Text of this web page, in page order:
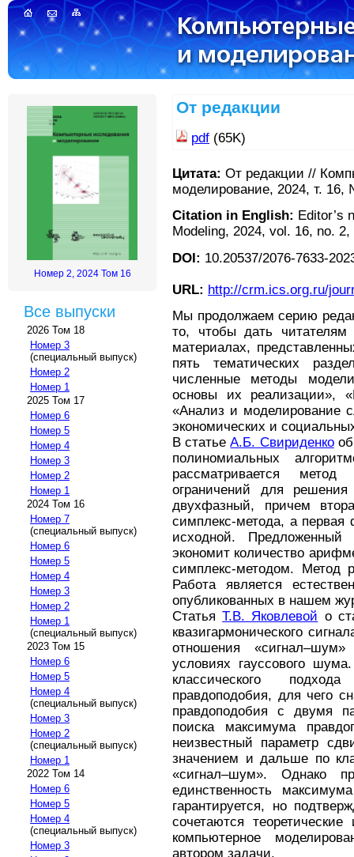
Номер 2, 2024 Том 16
Все выпуски
2026 Том 18
Номер 3
(специальный выпуск)
Номер 2
Номер 1
2025 Том 17
Номер 6
Номер 5
Номер 4
Номер 3
Номер 2
Номер 1
2024 Том 16
Номер 7
(специальный выпуск)
Номер 6
Номер 5
Номер 4
Номер 3
Номер 2
Номер 1
(специальный выпуск)
2023 Том 15
Номер 6
Номер 5
Номер 4
(специальный выпуск)
Номер 3
Номер 2
(специальный выпуск)
Номер 1
2022 Том 14
Номер 6
Номер 5
Номер 4
(специальный выпуск)
Номер 3
От редакции
pdf (65K)
Цитата: От редакции //
моделирование, 2024, т.
Citation in English: Editor’s
Modeling, 2024, vol. 16, no. 2,
DOI: 10.20537/2076-7633-
URL: http://crm.ics.org.ru/
Мы продолжаем серию
то, чтобы дать
материалах,
пять тематических
численные методы
основы их реализации»,
«Анализ и моделирование
экономических и
В статьеА.Б. Свириденкооб
полиномиальных
рассматривается
ограничений для
двухфазный, причем
симплекс-метода, а первая
исходной.
экономит количество
симплекс-методом. Метод
Работа является
опубликованных в нашем
СтатьяТ.В. Яковлевой о
квазигармонического
отношения
условиях гауссового
классического
правдоподобия, для чего
правдоподобия с двумя
поиска максимума
неизвестный параметр
значением и дальше по
«сигнал–шум». Однако
единственность
гарантируется, но
сочетаются
компьютерное
автором задачи.